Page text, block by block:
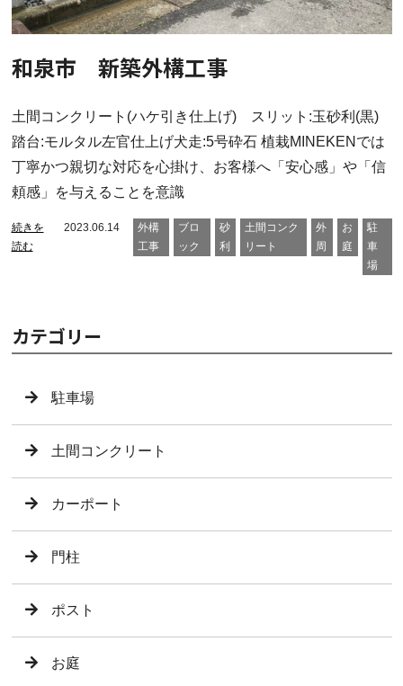
和泉市 新築外構工事
土間コンクリート(ハケ引き仕上げ) スリット:玉砂利(黒)
踏台:モルタル左官仕上げ犬走:5号砕石 植栽MINEKENでは
丁寧かつ親切な対応を心掛け、お客様へ「安心感」や「信
頼感」を与えることを意識
続きを
読む
2023.06.14
外構
工事
ブロ
ック
砂
利
土間コンク
リート
外
周
お
庭
駐
車
場
カテゴリー
駐車場
土間コンクリート
カーポート
門柱
ポスト
お庭